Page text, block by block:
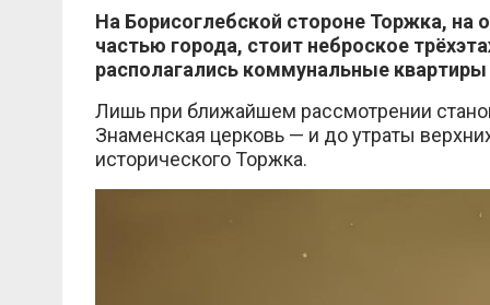
На Борисоглебской стороне Торжка,
частью города, стоит неброское
располагались коммунальные
Лишь при ближайшем рассмотрении
Знаменская церковь — и до утраты
исторического Торжка.